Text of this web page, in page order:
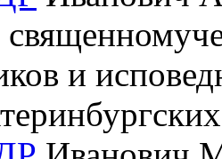
и